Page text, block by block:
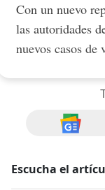
Con un nuevo
las autoridades
nuevos casos
Escucha el